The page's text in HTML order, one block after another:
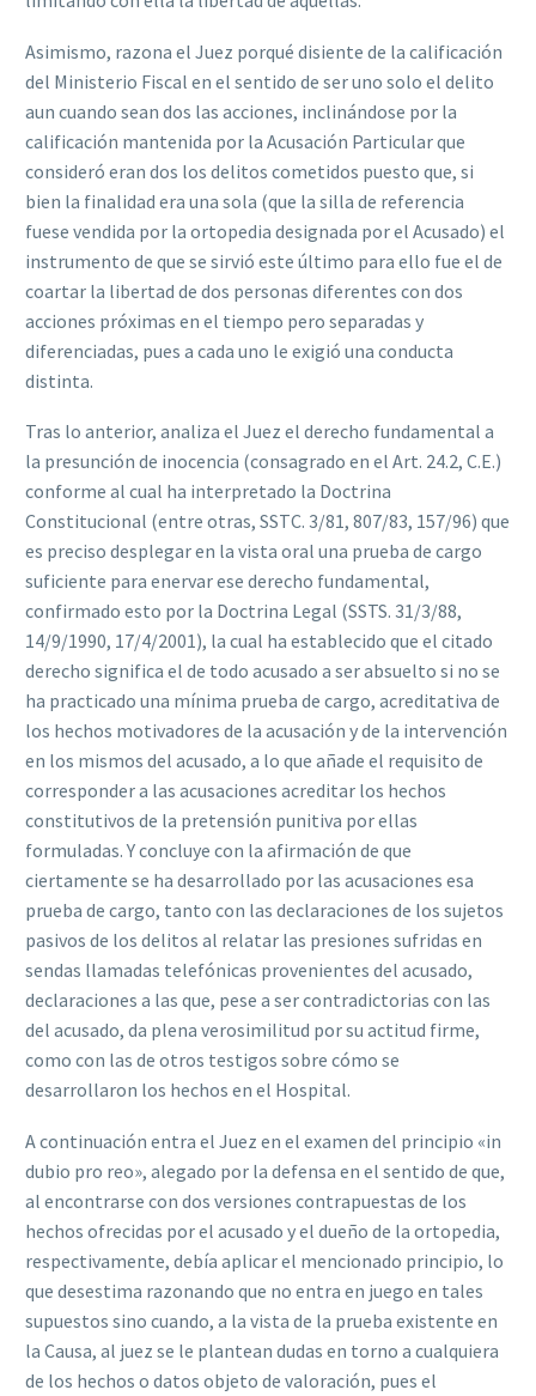
Asimismo, razona el Juez porqué disiente de la calificación
del Ministerio Fiscal en el sentido de ser uno solo el delito
aun cuando sean dos las acciones, inclinándose por la
calificación mantenida por la Acusación Particular que
consideró eran dos los delitos cometidos puesto que, si
bien la finalidad era una sola (que la silla de referencia
fuese vendida por la ortopedia designada por el Acusado) el
instrumento de que se sirvió este último para ello fue el de
coartar la libertad de dos personas diferentes con dos
acciones próximas en el tiempo pero separadas y
diferenciadas, pues a cada uno le exigió una conducta
distinta.
Tras lo anterior, analiza el Juez el derecho fundamental a
la presunción de inocencia (consagrado en el Art. 24.2, C.E.)
conforme al cual ha interpretado la Doctrina
Constitucional (entre otras, SSTC. 3/81, 807/83, 157/96) que
es preciso desplegar en la vista oral una prueba de cargo
suficiente para enervar ese derecho fundamental,
confirmado esto por la Doctrina Legal (SSTS. 31/3/88,
14/9/1990, 17/4/2001), la cual ha establecido que el citado
derecho significa el de todo acusado a ser absuelto si no se
ha practicado una mínima prueba de cargo, acreditativa de
los hechos motivadores de la acusación y de la intervención
en los mismos del acusado, a lo que añade el requisito de
corresponder a las acusaciones acreditar los hechos
constitutivos de la pretensión punitiva por ellas
formuladas. Y concluye con la afirmación de que
ciertamente se ha desarrollado por las acusaciones esa
prueba de cargo, tanto con las declaraciones de los sujetos
pasivos de los delitos al relatar las presiones sufridas en
sendas llamadas telefónicas provenientes del acusado,
declaraciones a las que, pese a ser contradictorias con las
del acusado, da plena verosimilitud por su actitud firme,
como con las de otros testigos sobre cómo se
desarrollaron los hechos en el Hospital.
A continuación entra el Juez en el examen del principio «in
dubio pro reo», alegado por la defensa en el sentido de que,
al encontrarse con dos versiones contrapuestas de los
hechos ofrecidas por el acusado y el dueño de la ortopedia,
respectivamente, debía aplicar el mencionado principio, lo
que desestima razonando que no entra en juego en tales
supuestos sino cuando, a la vista de la prueba existente en
la Causa, al juez se le plantean dudas en torno a cualquiera
de los hechos o datos objeto de valoración, pues el